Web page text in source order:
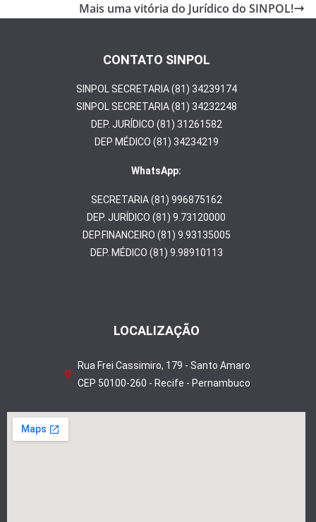
Mais uma vitória do Jurídico do SINPOL!
CONTATO SINPOL
SINPOL SECRETARIA (81) 34239174
SINPOL SECRETARIA (81) 34232248
DEP. JURÍDICO (81) 31261582
DEP MÉDICO (81) 34234219
WhatsApp:
SECRETARIA (81) 996875162
DEP. JURÍDICO (81) 9.73120000
DEP.FINANCEIRO (81) 9.93135005
DEP. MÉDICO (81) 9.98910113
LOCALIZAÇÃO
Rua Frei Cassimiro, 179 - Santo Amaro
CEP 50100-260 - Recife - Pernambuco